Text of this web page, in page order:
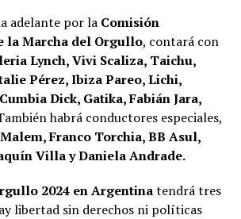
adelante por laComisión
la Marcha del Orgullo, contará con
Lynch, Vivi Scaliza, Taichu,
Pérez, Ibiza Pareo, Lichi,
Dick, Gatika, Fabián Jara,
habrá conductores especiales,
Franco Torchia, BB Asul,
Villa y Daniela Andrade.
2024 en Argentinatendrá tres
libertad sin derechos ni políticas